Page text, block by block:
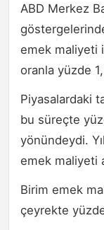
ABD Merkez
emek maliyeti
oranla yüzde
Piyasalardaki
bu süreçte
yönündeydi.
emek maliyeti
Birim emek
çeyrekte